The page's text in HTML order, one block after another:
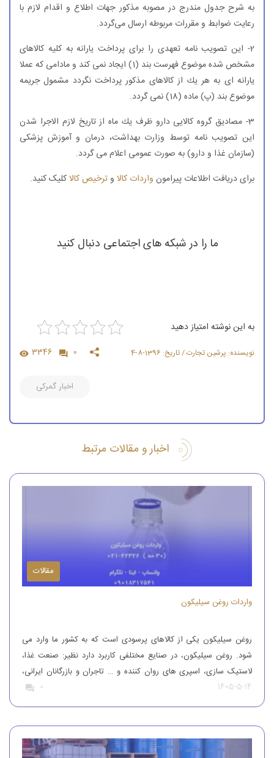
به شرح جدول مندرج در مصوبه مذكور جهات اطلاع و اقدام لازم با
رعایت ضوابط و مقررات مربوطه ارسال می‌گردد.
2- این تصویب نامه تعهدی را برای پرداخت یارانه به كلیه كالاهای
مشخص شده موضوع فهرست بند (1) ایجاد نمی كند و مادامی كه عملا
یارانه ای به هر یك از كالاهای مذكور پرداخت نگردد مشمول جریمه
موضوع بند (پ) ماده (18) نمی گردد.
3- مصادیق گروه كالایی دارو ظرف یك ماه از تاریخ لازم الاجرا شدن
این تصویب نامه توسط وزارت بهداشت، درمان و آموزش پزشكی
(سازمان غذا و دارو) به صورت عمومی اعلام می گردد.
برای دریافت اطلاعات پیرامون واردات کالا وترخیص کالاکلیک کنید.
ما را در شبکه های اجتماعی دنبال کنید
به این نوشته امتیاز دهید
نویسنده: پرشین تجارت / تاریخ: 1396-8-4 0
3346
اخبار گمرکی
اخبار و مقالات مرتبط
مقالات
واردات روغن سیلیکون
روغن سیلیکون یکی از کالاهای پرسودی است که به کشور ما وارد می
شود. روغن سیلیکون، در صنایع مختلفی کاربرد دارد نظیر: صنعت غذا،
لاستیک سازی، اسپری های روان کننده و … تاجران و بازرگانان ایرانی،
این محصول را از کشورهای همچون آلمان، ایتالیا، ترکیه و چین وارد
کشور می کنند تا بدین طریق نیاز […]
1405-5-14
0